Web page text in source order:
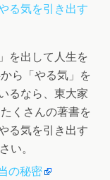
る気を引き出す
を出して人生を
ら「やる気」を
るなら、東大家
くさんの著書を
る気を引き出す
い。
の秘密